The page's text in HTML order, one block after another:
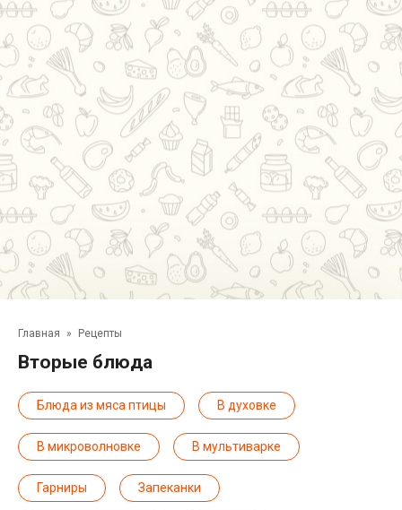
Главная » Рецепты
вторые блюда
Блюда из мяса птицы В духовке
В микроволновке В мультиварке
Гарниры Запеканки